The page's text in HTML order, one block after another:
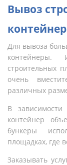
Вывоз
Для вывоза
контейнеры.
строительных
очень
различных
В
контейнер
бункеры
площадках, где
Заказывать